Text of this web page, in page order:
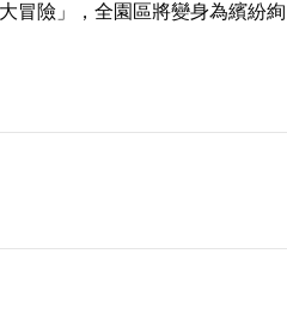
冒險」，全園區將變身為繽紛絢